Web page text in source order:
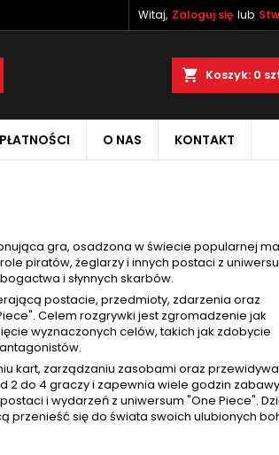
Witaj, Zaloguj się lub
Koszyk 0
O NAS KONTAKT
gra, osadzona w świecie popularnej
piratów, żeglarzy i innych postaci z
i słynnych skarbów.
postacie, przedmioty, zdarzenia oraz
Celem rozgrywki jest zgromadzenie jak
wyznaczonych celów, takich jak zdobycie
kart, zarządzaniu zasobami oraz
do 4 graczy i zapewnia wiele godzin
i wydarzeń z uniwersum "One Piece".
przenieść się do świata swoich ulubionych